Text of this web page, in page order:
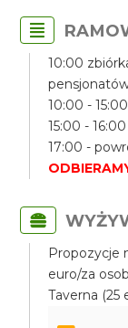
10:00
10:00 -
15:00 -
17:00 -
Propozycje
euro/za
Taverna (25